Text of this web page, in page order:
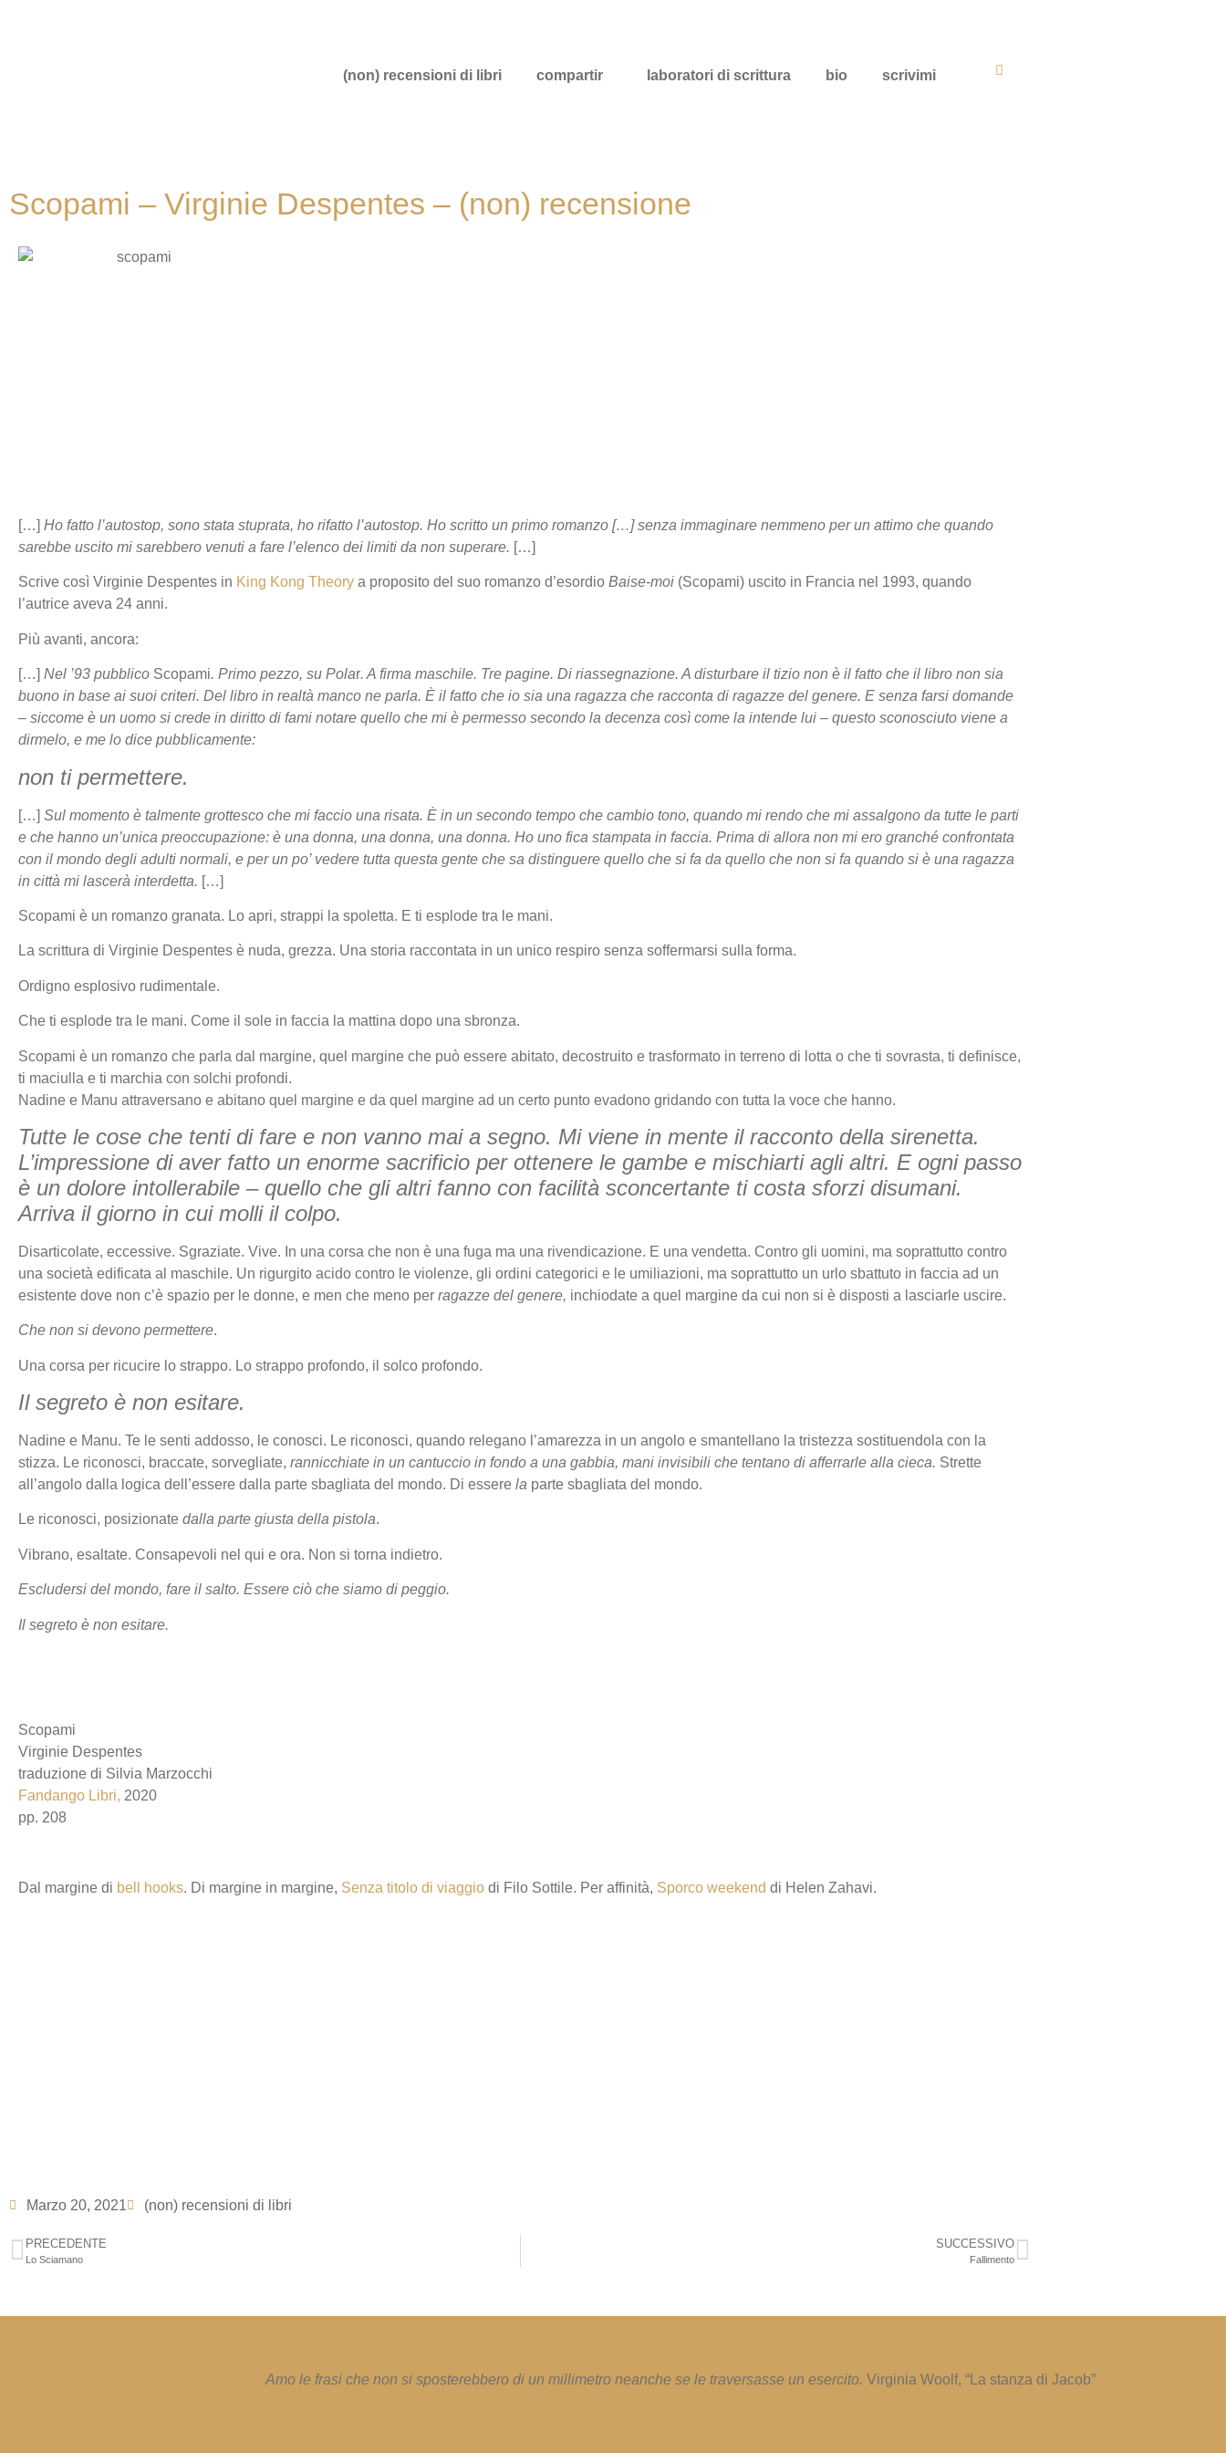
(non) recensioni di libri compartir laboratori di scrittura bio scrivimi
Scopami – Virginie Despentes – (non) recensione
[…] Ho fatto l’autostop, sono stata stuprata, ho rifatto l’autostop. Ho scritto un primo romanzo […] senza immaginare nemmeno per un attimo che quando
sarebbe uscito mi sarebbero venuti a fare l’elenco dei limiti da non superare. […]
Scrive così Virginie Despentes in King Kong Theory a proposito del suo romanzo d’esordio Baise-moi (Scopami) uscito in Francia nel 1993, quando
l’autrice aveva 24 anni.
Più avanti, ancora:
[…] Nel ’93 pubblico Scopami. Primo pezzo, su Polar. A firma maschile. Tre pagine. Di riassegnazione. A disturbare il tizio non è il fatto che il libro non sia
buono in base ai suoi criteri. Del libro in realtà manco ne parla. È il fatto che io sia una ragazza che racconta di ragazze del genere. E senza farsi domande
– siccome è un uomo si crede in diritto di fami notare quello che mi è permesso secondo la decenza così come la intende lui – questo sconosciuto viene a
dirmelo, e me lo dice pubblicamente:
non ti permettere.
[…] Sul momento è talmente grottesco che mi faccio una risata. È in un secondo tempo che cambio tono, quando mi rendo che mi assalgono da tutte le parti
e che hanno un’unica preoccupazione: è una donna, una donna, una donna. Ho uno fica stampata in faccia. Prima di allora non mi ero granché confrontata
con il mondo degli adulti normali, e per un po’ vedere tutta questa gente che sa distinguere quello che si fa da quello che non si fa quando si è una ragazza
in città mi lascerà interdetta. […]
Scopami è un romanzo granata. Lo apri, strappi la spoletta. E ti esplode tra le mani.
La scrittura di Virginie Despentes è nuda, grezza. Una storia raccontata in un unico respiro senza soffermarsi sulla forma.
Ordigno esplosivo rudimentale.
Che ti esplode tra le mani. Come il sole in faccia la mattina dopo una sbronza.
Scopami è un romanzo che parla dal margine, quel margine che può essere abitato, decostruito e trasformato in terreno di lotta o che ti sovrasta, ti definisce,
ti maciulla e ti marchia con solchi profondi.
Nadine e Manu attraversano e abitano quel margine e da quel margine ad un certo punto evadono gridando con tutta la voce che hanno.
Tutte le cose che tenti di fare e non vanno mai a segno. Mi viene in mente il racconto della sirenetta.
L’impressione di aver fatto un enorme sacrificio per ottenere le gambe e mischiarti agli altri. E ogni passo
è un dolore intollerabile – quello che gli altri fanno con facilità sconcertante ti costa sforzi disumani.
Arriva il giorno in cui molli il colpo.
Disarticolate, eccessive. Sgraziate. Vive. In una corsa che non è una fuga ma una rivendicazione. E una vendetta. Contro gli uomini, ma soprattutto contro
una società edificata al maschile. Un rigurgito acido contro le violenze, gli ordini categorici e le umiliazioni, ma soprattutto un urlo sbattuto in faccia ad un
esistente dove non c’è spazio per le donne, e men che meno per ragazze del genere, inchiodate a quel margine da cui non si è disposti a lasciarle uscire.
Che non si devono permettere.
Una corsa per ricucire lo strappo. Lo strappo profondo, il solco profondo.
Il segreto è non esitare.
Nadine e Manu. Te le senti addosso, le conosci. Le riconosci, quando relegano l’amarezza in un angolo e smantellano la tristezza sostituendola con la
stizza. Le riconosci, braccate, sorvegliate, rannicchiate in un cantuccio in fondo a una gabbia, mani invisibili che tentano di afferrarle alla cieca. Strette
all’angolo dalla logica dell’essere dalla parte sbagliata del mondo. Di essere la parte sbagliata del mondo.
Le riconosci, posizionate dalla parte giusta della pistola.
Vibrano, esaltate. Consapevoli nel qui e ora. Non si torna indietro.
Escludersi del mondo, fare il salto. Essere ciò che siamo di peggio.
Il segreto è non esitare.
Scopami
Virginie Despentes
traduzione di Silvia Marzocchi
Fandango Libri, 2020
pp. 208
Dal margine di bell hooks. Di margine in margine, Senza titolo di viaggio di Filo Sottile. Per affinità, Sporco weekend di Helen Zahavi.
Marzo 20, 2021 (non) recensioni di libri
PRECEDENTE
Lo Sciamano
SUCCESSIVO
Fallimento
Amo le frasi che non si sposterebbero di un millimetro neanche se le traversasse un esercito. Virginia Woolf, “La stanza di Jacob”